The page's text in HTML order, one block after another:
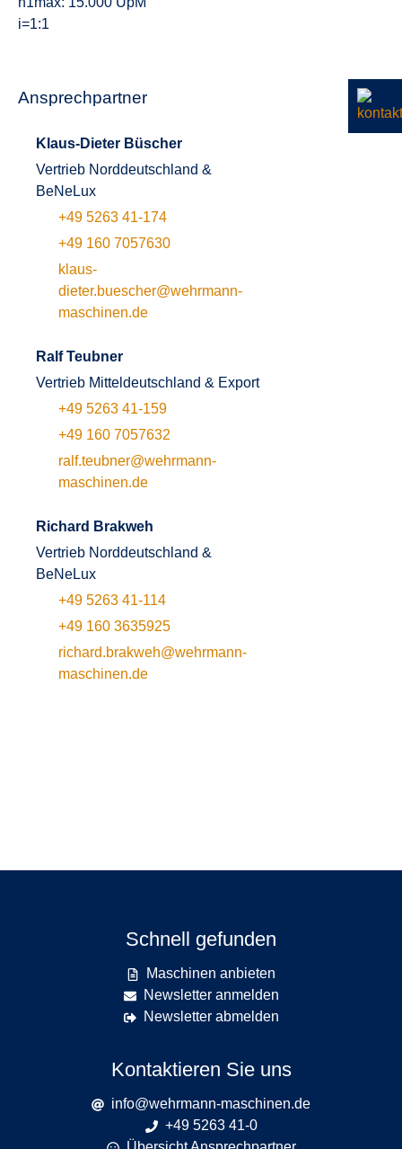
i=1:1
Ansprechpartner
Klaus-Dieter Büscher
Vertrieb Norddeutschland &
BeNeLux
+49 5263 41-174
+49 160 7057630
klaus-
dieter.buescher@wehrmann-
maschinen.de
Ralf Teubner
Vertrieb Mitteldeutschland & Export
+49 5263 41-159
+49 160 7057632
ralf.teubner@wehrmann-
maschinen.de
Richard Brakweh
Vertrieb Norddeutschland &
BeNeLux
+49 5263 41-114
+49 160 3635925
richard.brakweh@wehrmann-
maschinen.de
Schnell gefunden
Maschinen anbieten
Newsletter anmelden
Newsletter abmelden
Kontaktieren Sie uns
info@wehrmann-maschinen.de
+49 5263 41-0